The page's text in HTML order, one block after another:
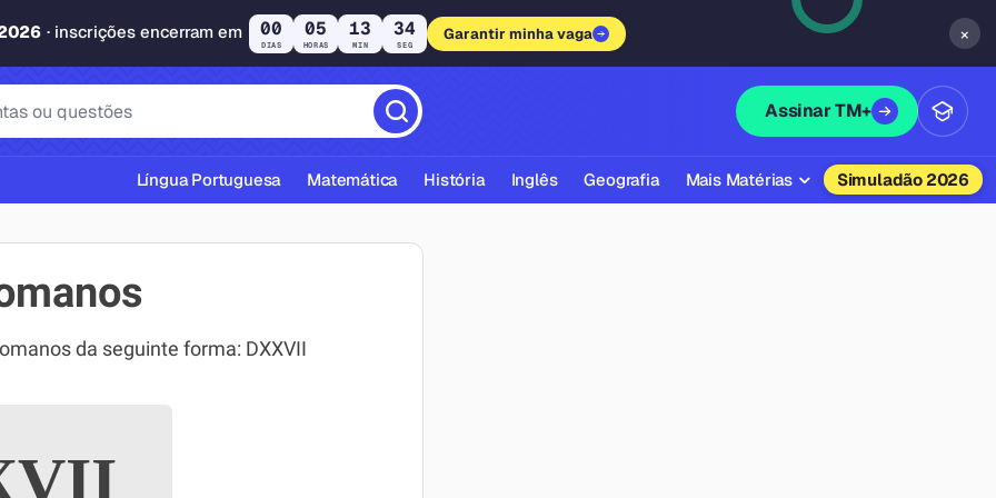
· inscrições encerram em 00
DIAS
05
HORAS
13
MIN
33
SEG
Garantir minha vaga ×
Assinar TM+
ABNT
Língua Portuguesa Matemática História Inglês Geografia Mais Matérias Simuladão 2026
da seguinte forma: DXXVII